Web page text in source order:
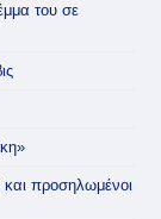
του σε
και προσηλωμένοι